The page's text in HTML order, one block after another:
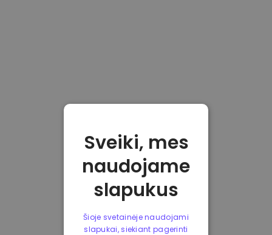
Sveiki, mes
naudojame
slapukus
Šioje svetainėje naudojami
slapukai, siekiant pagerinti